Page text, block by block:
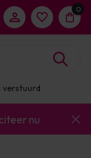
0
verstuurd
nu